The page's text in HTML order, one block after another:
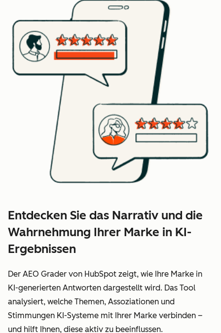
Entdecken Sie das Narrativ und die
Wahrnehmung Ihrer Marke in KI-
Ergebnissen
Der AEO Grader von HubSpot zeigt, wie Ihre Marke in
KI-generierten Antworten dargestellt wird. Das Tool
analysiert, welche Themen, Assoziationen und
Stimmungen KI-Systeme mit Ihrer Marke verbinden –
und hilft Ihnen, diese aktiv zu beeinflussen.